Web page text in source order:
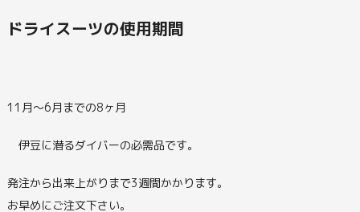
ドライスーツの使用期間
11月～6月までの8ヶ月
伊豆に潜るダイバーの必需品です。
発注から出来上がりまで3週間かかります。
お早めにご注文下さい。